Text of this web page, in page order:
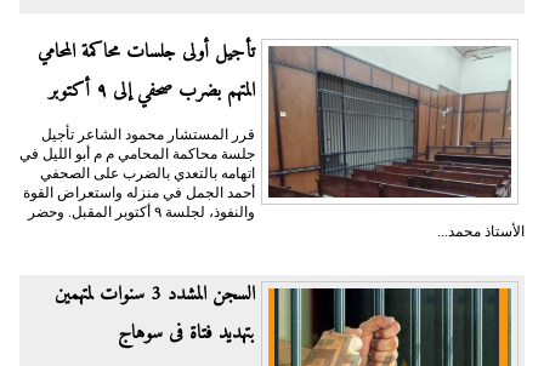
تأجيل أولى جلسات محاكمة المحامي
المتهم بضرب صحفي إلى ٩ أكتوبر
قرر المستشار محمود الشاعر تأجيل
جلسة محاكمة المحامي م م أبو الليل في
اتهامه بالتعدي بالضرب على الصحفي
أحمد الجمل في منزله واستعراض القوة
والنفوذ، لجلسة ٩ أكتوبر المقبل. وحضر
الأستاذ محمد...
السجن المشدد 3 سنوات لمتهمين
بتهديد فتاة فى سوهاج